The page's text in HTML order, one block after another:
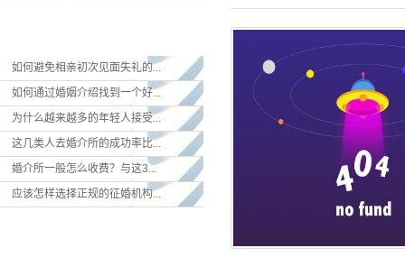
如何避免相亲初次见面失礼的...
如何通过婚姻介绍找到一个好...
为什么越来越多的年轻人接受...
这几类人去婚介所的成功率比...
婚介所一般怎么收费？与这3...
应该怎样选择正规的征婚机构...